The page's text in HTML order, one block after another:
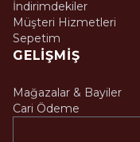
İndirimdekiler
Müşteri Hizmetleri
Sepetim
GELIŞMIŞ
Mağazalar & Bayiler
Cari Ödeme